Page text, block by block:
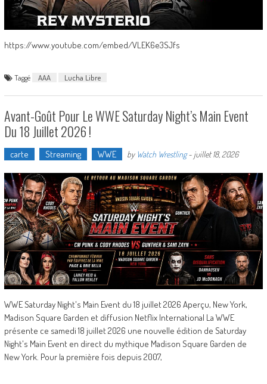
https://www.youtube.com/embed/VLEK6e3SJfs
Taggé AAA Lucha Libre
Avant-Goût Pour Le WWE Saturday Night’s Main Event
Du 18 Juillet 2026 !
carte Streaming WWE by Watch Wrestling- juillet 18, 2026
WWE Saturday Night's Main Event du 18 juillet 2026 Aperçu, New York,
Madison Square Garden et diffusion Netflix International La WWE
présente ce samedi 18 juillet 2026 une nouvelle édition de Saturday
Night's Main Event en direct du mythique Madison Square Garden de
New York. Pour la première fois depuis 2007,